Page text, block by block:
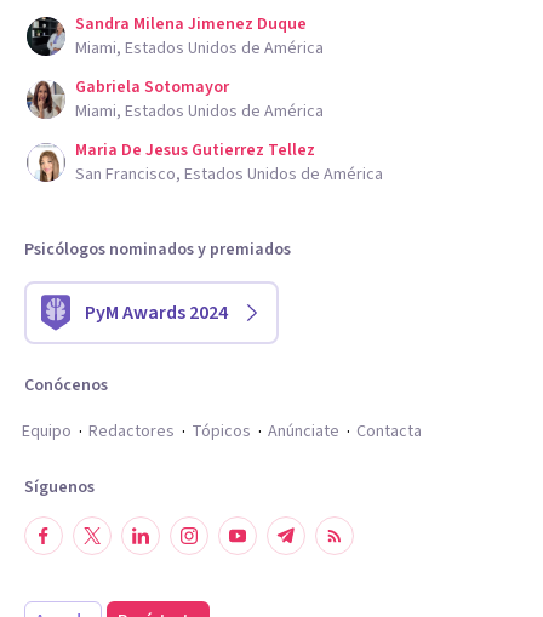
Sandra Milena Jimenez Duque
Miami, Estados Unidos de América
Gabriela Sotomayor
Miami, Estados Unidos de América
Maria De Jesus Gutierrez Tellez
San Francisco, Estados Unidos de América
Psicólogos nominados y premiados
PyM Awards 2024
Conócenos
Equipo
Redactores Tópicos Anúnciate Contacta
Síguenos